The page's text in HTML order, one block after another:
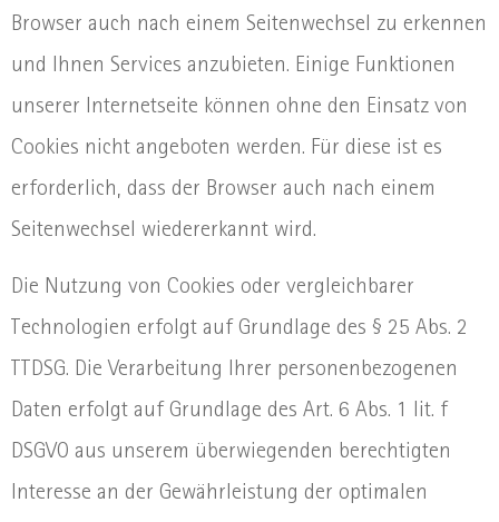
Browser auch nach einem Seitenwechsel zu erkennen
und Ihnen Services anzubieten. Einige Funktionen
unserer Internetseite können ohne den Einsatz von
Cookies nicht angeboten werden. Für diese ist es
erforderlich, dass der Browser auch nach einem
Seitenwechsel wiedererkannt wird.
Die Nutzung von Cookies oder vergleichbarer
Technologien erfolgt auf Grundlage des § 25 Abs. 2
TTDSG. Die Verarbeitung Ihrer personenbezogenen
Daten erfolgt auf Grundlage des Art. 6 Abs. 1 lit. f
DSGVO aus unserem überwiegenden berechtigten
Interesse an der Gewährleistung der optimalen